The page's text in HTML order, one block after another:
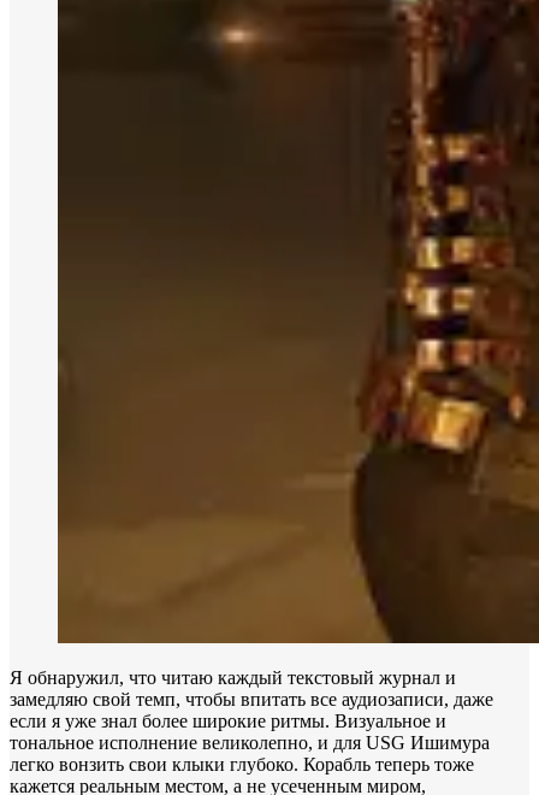
Я обнаружил, что читаю каждый текстовый журнал и
замедляю свой темп, чтобы впитать все аудиозаписи, даже
если я уже знал более широкие ритмы. Визуальное и
тональное исполнение великолепно, и для USG Ишимура
легко вонзить свои клыки глубоко. Корабль теперь тоже
кажется реальным местом, а не усеченным миром,